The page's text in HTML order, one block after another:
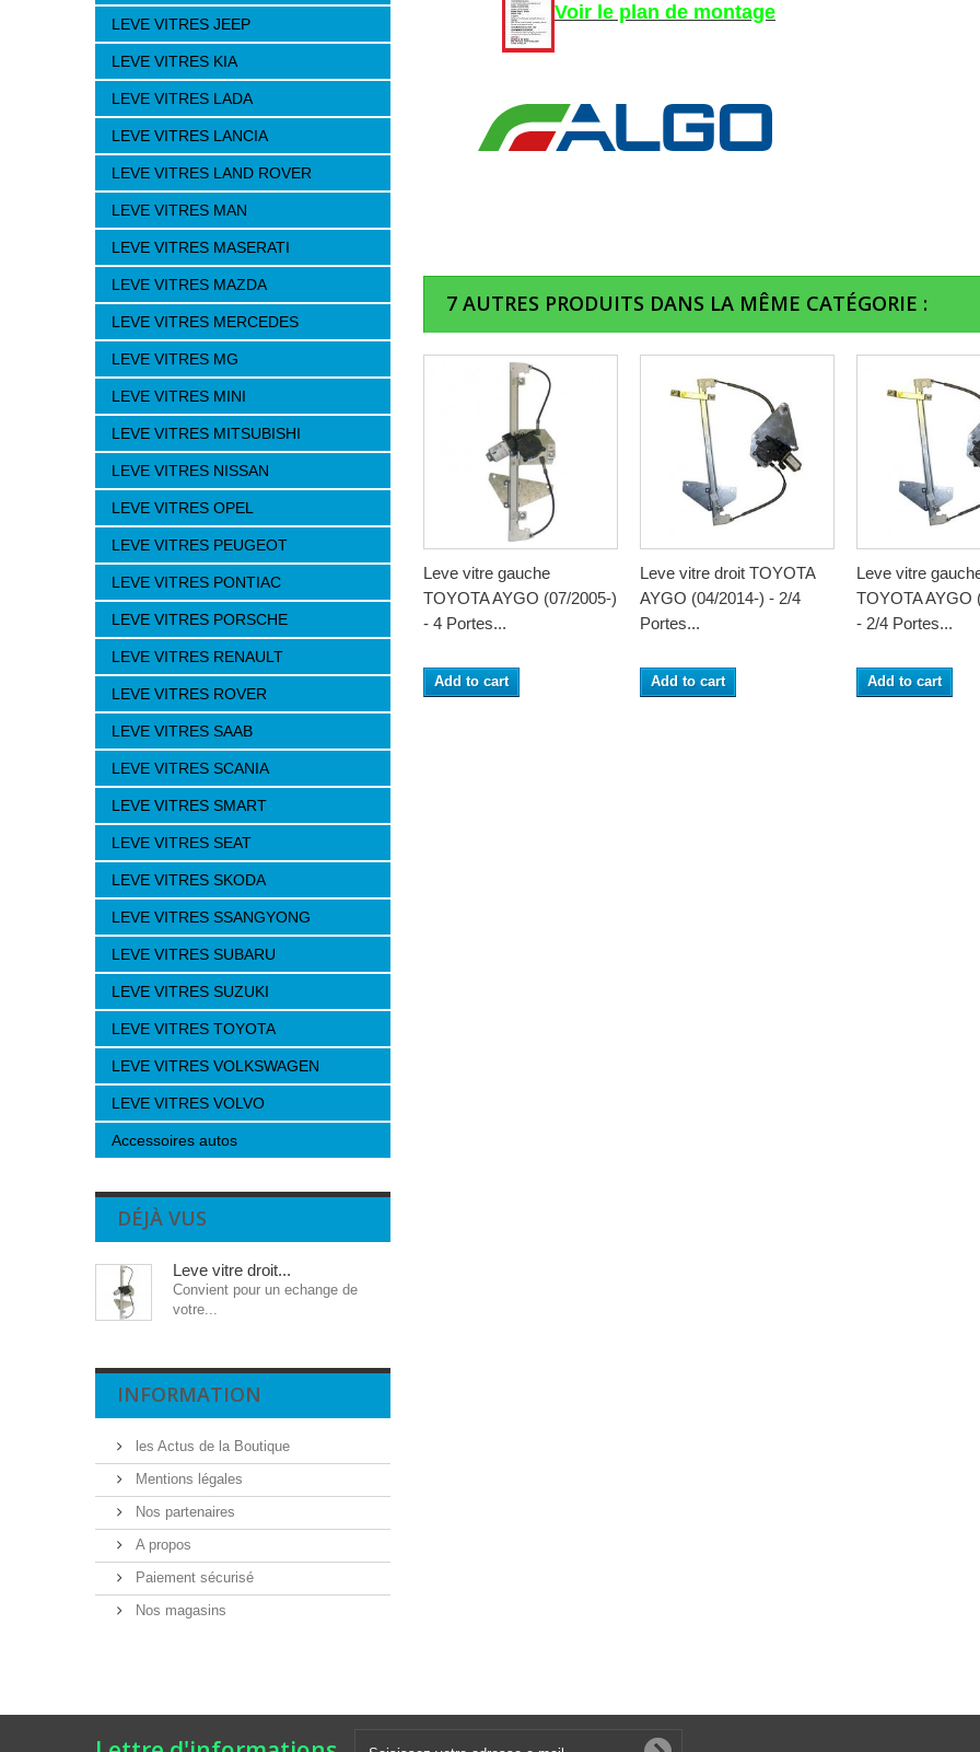
LEVE VITRES JEEP
LEVE VITRES KIA
LEVE VITRES LADA
LEVE VITRES LANCIA
LEVE VITRES LAND ROVER
LEVE VITRES MAN
LEVE VITRES MASERATI
LEVE VITRES MAZDA
LEVE VITRES MERCEDES
LEVE VITRES MG
LEVE VITRES MINI
LEVE VITRES MITSUBISHI
LEVE VITRES NISSAN
LEVE VITRES OPEL
LEVE VITRES PEUGEOT
LEVE VITRES PONTIAC
LEVE VITRES PORSCHE
LEVE VITRES RENAULT
LEVE VITRES ROVER
LEVE VITRES SAAB
LEVE VITRES SCANIA
LEVE VITRES SMART
LEVE VITRES SEAT
LEVE VITRES SKODA
LEVE VITRES SSANGYONG
LEVE VITRES SUBARU
LEVE VITRES SUZUKI
LEVE VITRES TOYOTA
LEVE VITRES VOLKSWAGEN
LEVE VITRES VOLVO
Accessoires autos
DÉJÀ VUS
Leve vitre droit...
Convient pour un echange de
votre...
INFORMATION
les Actus de la Boutique
Mentions légales
Nos partenaires
A propos
Paiement sécurisé
Nos magasins
Voir le plan de montage
7 AUTRES PRODUITS DANS LA MÊME CATÉGORIE :
Leve vitre gauche
TOYOTA AYGO (07/2005-)
- 4 Portes...
Add to cart
Leve vitre droit TOYOTA
AYGO (04/2014-) - 2/4
Portes...
Add to cart
Leve vitre
TOYOTA AYGO
- 2/4 Portes...
Add to cart